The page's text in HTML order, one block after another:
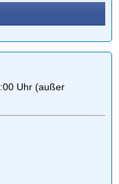
Uhr (außer